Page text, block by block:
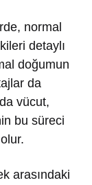
normal
detaylı
doğumun
da
vücut,
bu süreci
arasındaki